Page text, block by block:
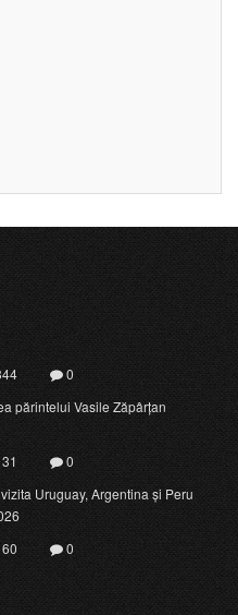
0
părintelui Vasile Zăpârțan
0
Uruguay, Argentina și Peru
0